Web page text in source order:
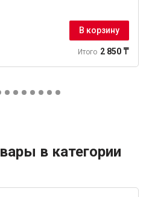
В корзину
Итого 2 850 ₸
в категории